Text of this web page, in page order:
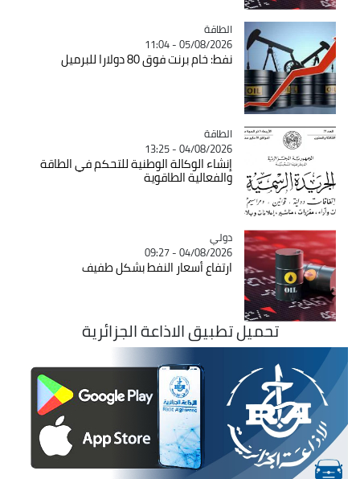
Catégorie
الطاقة
05/08/2026 - 11:04
نفط: خام برنت فوق 80 دولارا للبرميل
Catégorie
الطاقة
04/08/2026 - 13:25
إنشاء الوكالة الوطنية للتحكم في الطاقة
والفعالية الطاقوية
Catégorie
دولي
04/08/2026 - 09:27
ارتفاع أسعار النفط بشكل طفيف
تحميل تطبيق الاذاعة الجزائرية